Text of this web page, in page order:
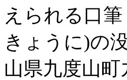
えられる口
きょうに)の
山県九度山